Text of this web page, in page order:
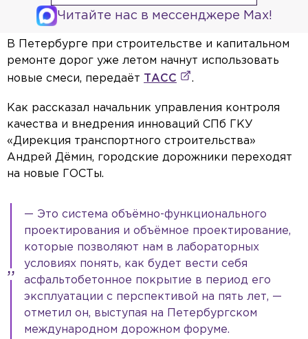
Читайте нас в мессенджере Max!
В Петербурге при строительстве и капитальном
ремонте дорог уже летом начнут использовать
новые смеси, передаёт
ТАСС .
Как рассказал начальник управления контроля
качества и внедрения инноваций СПб ГКУ
«Дирекция транспортного строительства»
Андрей Дёмин, городские дорожники переходят
на новые ГОСТы.
— Это система объёмно-функционального
проектирования и объёмное проектирование,
которые позволяют нам в лабораторных
условиях понять, как будет вести себя
асфальтобетонное покрытие в период его
эксплуатации с перспективой на пять лет, —
отметил он, выступая на Петербургском
международном дорожном форуме.